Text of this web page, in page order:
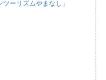
ーリズムやまなし」